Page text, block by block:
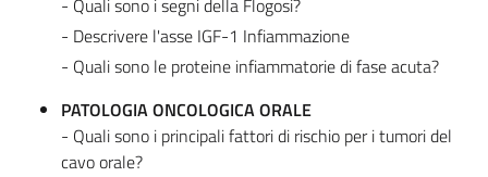
- Descrivere l'asse IGF-1 Infiammazione
- Quali sono le proteine infiammatorie di fase acuta?
PATOLOGIA ONCOLOGICA ORALE
- Quali sono i principali fattori di rischio per i tumori del
cavo orale?